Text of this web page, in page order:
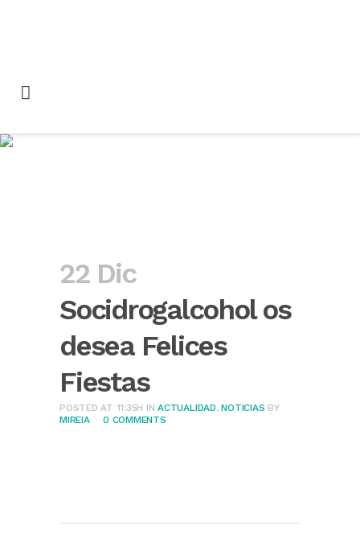
22 Dic
Socidrogalcohol os
desea Felices
Fiestas
POSTED AT 11:35H INACTUALIDAD,NOTICIAS BY
MIREIA
0 COMMENTS